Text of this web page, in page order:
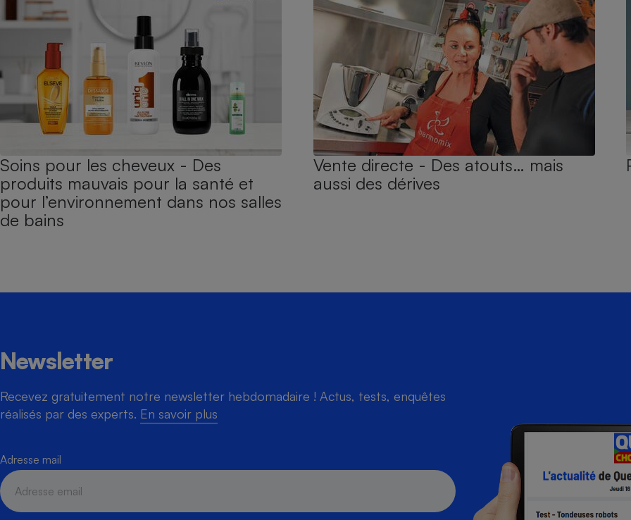
Soins pour les cheveux - Des
produits mauvais pour la santé et
pour l’environnement dans nos salles
de bains
Vente directe - Des atouts… mais
aussi des dérives
Newsletter
Recevez gratuitement notre newsletter hebdomadaire ! Actus, tests, enquêtes
réalisés par des experts. En savoir plus
Adresse mail